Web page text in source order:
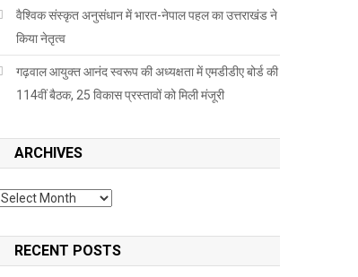
वैश्विक संस्कृत अनुसंधान में भारत-नेपाल पहल का उत्तराखंड ने
किया नेतृत्व
गढ़वाल आयुक्त आनंद स्वरूप की अध्यक्षता में एमडीडीए बोर्ड की
114वीं बैठक, 25 विकास प्रस्तावों को मिली मंजूरी
ARCHIVES
Archives
RECENT POSTS